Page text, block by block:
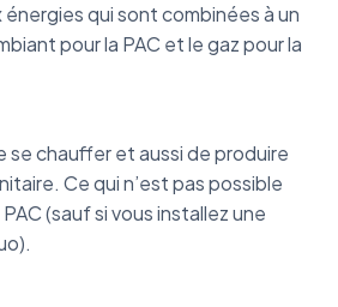
qui sont combinées à un
pour la PAC et le gaz pour la
se chauffer et aussi de produire
Ce qui n’est pas possible
(sauf si vous installez une